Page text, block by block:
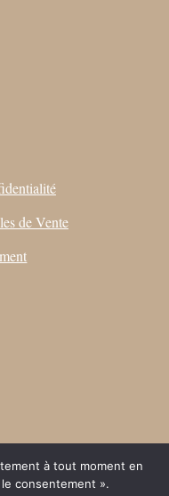
de Vente
à tout moment en
consentement ».